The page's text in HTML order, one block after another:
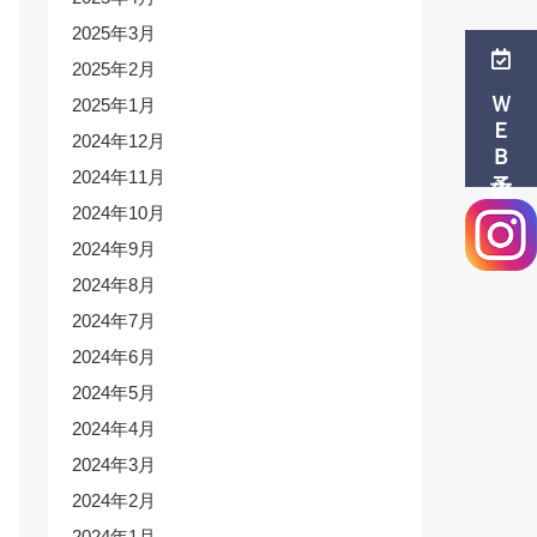
ＷＥＢ予約
2025年3月
2025年2月
2025年1月
2024年12月
2024年11月
2024年10月
2024年9月
2024年8月
2024年7月
2024年6月
2024年5月
2024年4月
2024年3月
2024年2月